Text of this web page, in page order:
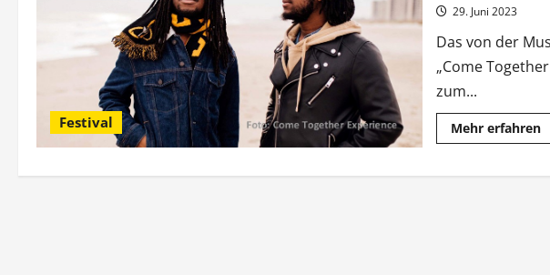
Festival
29. Juni 2023
Das von der
„Come
zum...
Mehr erfahren